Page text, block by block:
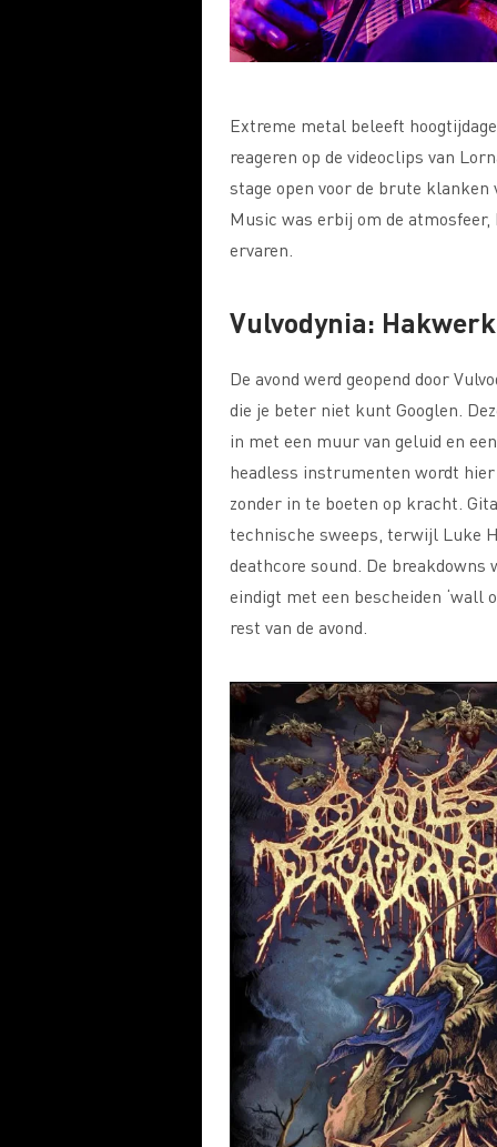
Extreme metal beleeft
reageren op de videoclips van
stage open voor de brute klanken
Music was erbij om de
ervaren.
Vulvodynia:
De avond werd geopend door
die je beter niet kunt Googlen.
in met een muur van geluid en
headless instrumenten wordt
zonder in te boeten op kracht.
technische sweeps, terwijl Luke
deathcore sound. De breakdowns
eindigt met een bescheiden ‘wall
rest van de avond.